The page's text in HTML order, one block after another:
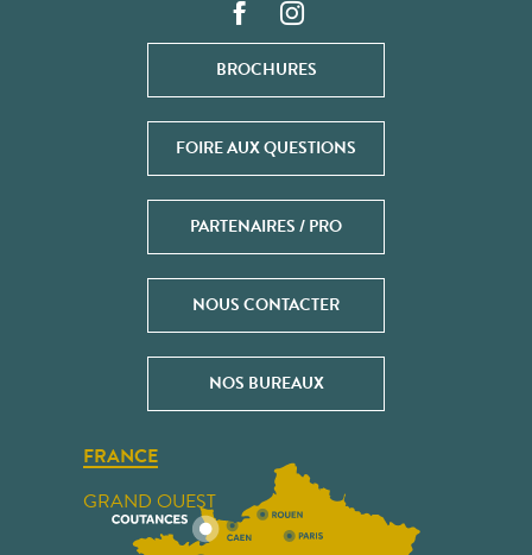
BROCHURES
FOIRE AUX QUESTIONS
PARTENAIRES / PRO
NOUS CONTACTER
NOS BUREAUX
FRANCE
GRAND OUEST